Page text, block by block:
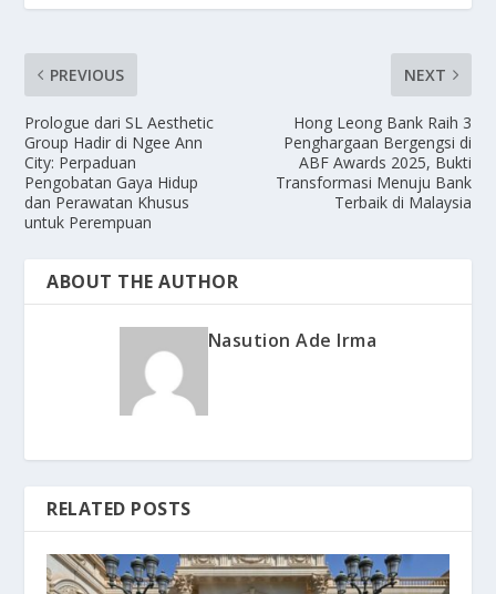
PREVIOUS
Prologue dari SL Aesthetic
Group Hadir di Ngee Ann
City: Perpaduan
Pengobatan Gaya Hidup
dan Perawatan Khusus
untuk Perempuan
NEXT
Hong Leong Bank Raih 3
Penghargaan Bergengsi di
ABF Awards 2025, Bukti
Transformasi Menuju Bank
Terbaik di Malaysia
ABOUT THE AUTHOR
Nasution Ade Irma
RELATED POSTS